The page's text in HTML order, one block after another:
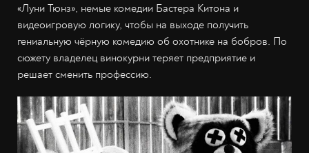
«Луни Тюнз», немые комедии Бастера Китона и
видеоигровую логику, чтобы на выходе получить
гениальную чёрную комедию об охотнике на бобров. По
сюжету владелец винокурни теряет предприятие и
решает сменить профессию.